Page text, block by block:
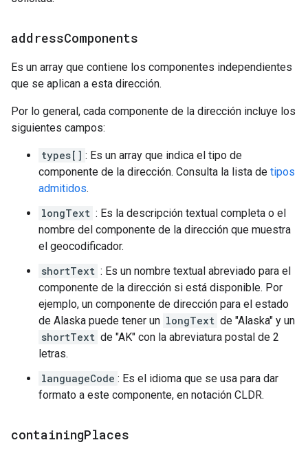
addressComponents
Es un array que contiene los componentes independientes
que se aplican a esta dirección.
Por lo general, cada componente de la dirección incluye los
siguientes campos:
types[] : Es un array que indica el tipo de
componente de la dirección. Consulta la lista de tipos
admitidos.
longText : Es la descripción textual completa o el
nombre del componente de la dirección que muestra
el geocodificador.
shortText : Es un nombre textual abreviado para el
componente de la dirección si está disponible. Por
ejemplo, un componente de dirección para el estado
de Alaska puede tener un longText de "Alaska" y un
shortText de "AK" con la abreviatura postal de 2
letras.
languageCode : Es el idioma que se usa para dar
formato a este componente, en notación CLDR.
containingPlaces